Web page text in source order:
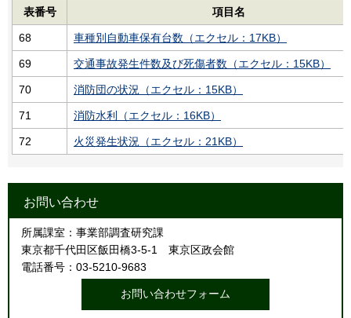
表番号 項目名
68 車種別自動車保有台数（エクセル：17KB）
69 交通事故発生件数及び死傷者数（エクセル：15KB）
70 消防団の状況（エクセル：15KB）
71 消防水利（エクセル：16KB）
72 火災発生状況（エクセル：21KB）
お問い合わせ
所属課室：事業部調査研究課
東京都千代田区飯田橋3-5-1 東京区政会館
電話番号：03-5210-9683